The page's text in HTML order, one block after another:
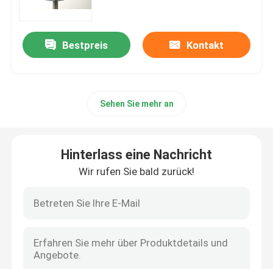
Brummen-Radiostörsender
Militärbrummen-Störsender
Konvoibombenstörsender
Gefängnishandystörsender
Bestpreis Kontakt
Sehen Sie mehr an
Hinterlass eine Nachricht
Wir rufen Sie bald zurück!